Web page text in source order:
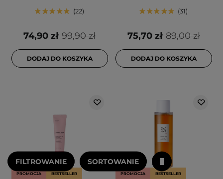
22
99,90 zł
74,90 zł
DODAJ DO KOSZYKA
31
89,00 zł
75,70 zł
DODAJ DO KOSZYKA
PROMOCJA BESTSELLER PROMOCJA BESTSELLER
FILTROWANIE SORTOWANIE